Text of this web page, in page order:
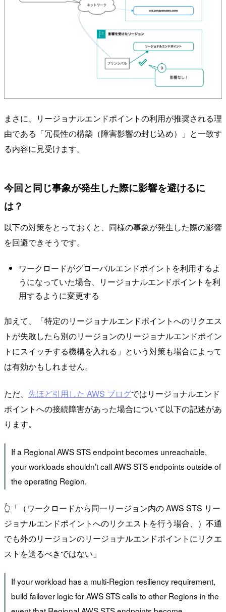
まさに、リージョナルエンドポイントの利用が推奨される理
由である「冗長性の構築（障害影響の封じ込め）」と一致す
る内容に見受けます。
今回と同じ事象が発生した際に影響を避けるに
は？
以下の対策をとっておくと、同様の事象が発生した際の影響
を回避できそうです。
ワークロードがグローバルエンドポイントを利用するよ
うになっていた場合、リージョナルエンドポイントを利
用するように変更する
加えて、「特定のリージョナルエンドポイントへのリクエス
トが失敗したら別のリージョンのリージョナルエンドポイン
トにスイッチする機構を入れる」という対策も場合によって
は有効かもしれません。
ただ、 先ほど引用した AWS ブログではリージョナルエンド
ポイントへの接続障害があった場合について以下の記述があ
ります。
If a Regional AWS STS endpoint becomes unreachable,
your workloads shouldn’t call AWS STS endpoints outside of
the operating Region.
👆「（ワークロードから同一リージョン内の AWS STS リー
ジョナルエンドポイントへのリクエストを行う場合、）不通
でも外のリージョンのリージョナルエンドポイントにリクエ
ストを送るべきではない」
If your workload has a multi-Region resiliency requirement,
build failover logic for AWS STS calls to other Regions in the